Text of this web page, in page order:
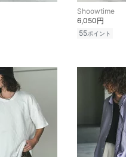
Shoowtime
6,050円
55ポイント